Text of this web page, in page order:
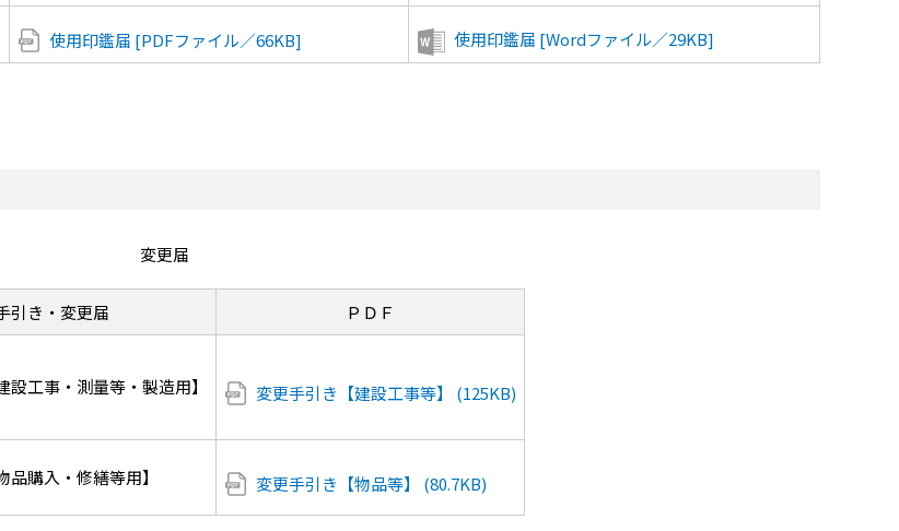
使用印鑑届 [PDFファイル／66KB] 使用印鑑届 [Wordファイル／29KB]
変更届
引き・変更届
ＰＤＦ
設工事・測量等・製造用】 変更手引き【建設工事等】 (125KB)
品購入・修繕等用】 変更手引き【物品等】 (80.7KB)